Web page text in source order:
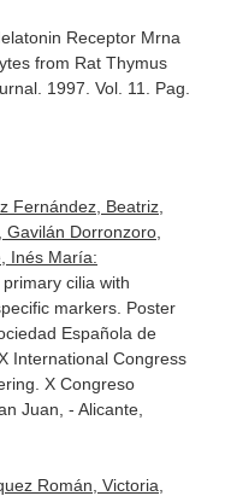
Receptor Mrna
from Rat Thymus
. 1997. Vol. 11. Pag.
Fernández, Beatriz,
Dorronzoro,
Inés María:
cilia with
markers. Poster
Española de
International Congress
X Congreso
Juan, - Alicante,
Román, Victoria,